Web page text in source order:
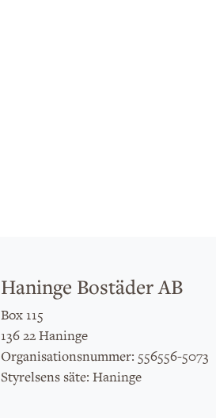
Haninge Bostäder AB
Box 115
136 22 Haninge
Organisationsnummer: 556556-5073
Styrelsens säte: Haninge